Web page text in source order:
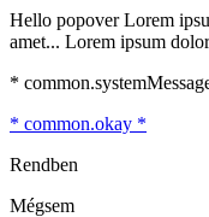
Hello popover Lorem
amet... Lorem ipsum
*
* common.okay *
Rendben
Mégsem